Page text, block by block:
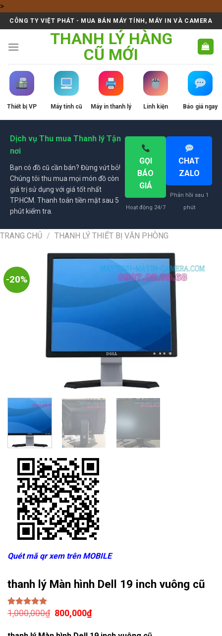
>Skip
to
content
CÔNG TY VIỆT PHÁT - MUA BÁN MÁY TÍNH, MÁY IN VÀ CAMERA
THANH LÝ HÀNG
CŨ MỚI
Thiết bị VP Máy tính cũ Máy in thanh lý Linh kiện Báo giá ngay
Dịch vụ Thu mua Thanh lý Tận
nơi
Bạn có đồ cũ cần bán? Đừng vứt bỏ!
Chúng tôi thu mua mọi món đồ còn
giá trị sử dụng với giá tốt nhất
TP.HCM. Thanh toán tiền mặt sau 5
phút kiểm tra.
GỌI
BÁO
GIÁ
Hoạt động 24/7
CHAT
ZALO
Phản hồi sau 1
phút
TRANG CHỦ / THANH LÝ THIẾT BỊ VĂN PHÒNG
-20%
Quét mã qr xem trên MOBILE
thanh lý Màn hình Dell 19 inch vuông cũ
5.00trên 5
1
1,000,000₫ Giá
là:
800,000₫Giá
tại